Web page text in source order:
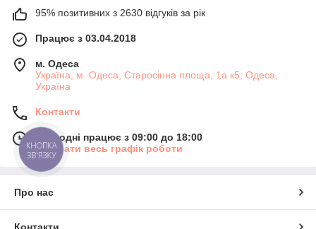
95% позитивних з 2630 відгуків за рік
Працює з 03.04.2018
м. Одеса
Україна, м. Одеса, Старосінна площа, 1а к5, Одеса,
Україна
Контакти
Сьогодні працює з 09:00 до 18:00
Показати весь графік роботи
Про нас
КНОПКА
ЗВ'ЯЗКУ